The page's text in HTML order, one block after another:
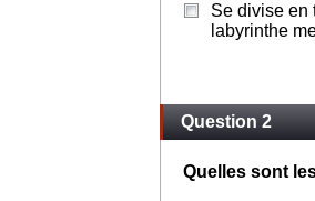
Se divise en
labyrinthe
Question 2
Quelles sont